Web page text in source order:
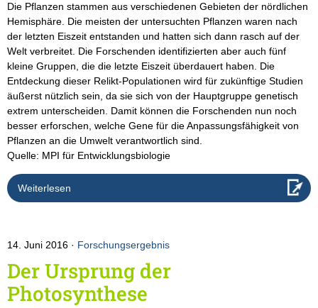
Die Pflanzen stammen aus verschiedenen Gebieten der nördlichen
Hemisphäre. Die meisten der untersuchten Pflanzen waren nach
der letzten Eiszeit entstanden und hatten sich dann rasch auf der
Welt verbreitet. Die Forschenden identifizierten aber auch fünf
kleine Gruppen, die die letzte Eiszeit überdauert haben. Die
Entdeckung dieser Relikt-Populationen wird für zukünftige Studien
äußerst nützlich sein, da sie sich von der Hauptgruppe genetisch
extrem unterscheiden. Damit können die Forschenden nun noch
besser erforschen, welche Gene für die Anpassungsfähigkeit von
Pflanzen an die Umwelt verantwortlich sind.
Quelle: MPI für Entwicklungsbiologie
Weiterlesen
14. Juni 2016 Forschungsergebnis
Der Ursprung der
Photosynthese